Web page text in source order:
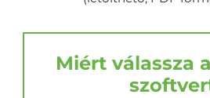
Miért válassza